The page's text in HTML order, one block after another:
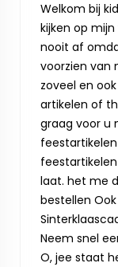
Welkom bij
kijken op
nooit af
voorzien van
zoveel en
artikelen of
graag voor u
laat. het me
bestellen
Neem snel
O, jee staat